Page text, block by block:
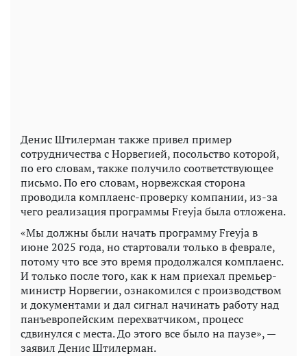
Денис Штилерман также привел пример
сотрудничества с Норвегией, посольство которой,
по его словам, также получило соответствующее
письмо. По его словам, норвежская сторона
проводила комплаенс-проверку компании, из-за
чего реализация программы Freyja была отложена.
«Мы должны были начать программу Freyja в
июне 2025 года, но стартовали только в феврале,
потому что все это время продолжался комплаенс.
И только после того, как к нам приехал премьер-
министр Норвегии, ознакомился с производством
и документами и дал сигнал начинать работу над
панъевропейским перехватчиком, процесс
сдвинулся с места. До этого все было на паузе», —
заявил Денис Штилерман.